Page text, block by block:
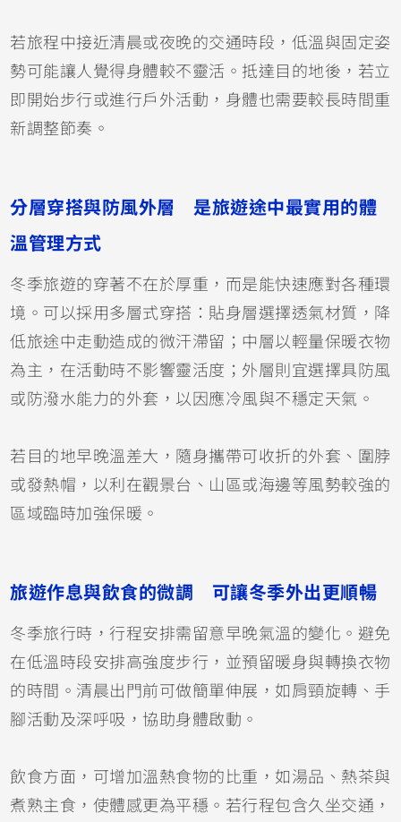
若旅程中接近清晨或夜晚的交通時段，低溫與固定姿
勢可能讓人覺得身體較不靈活。抵達目的地後，若立
即開始步行或進行戶外活動，身體也需要較長時間重
新調整節奏。
分層穿搭與防風外層 是旅遊途中最實用的體
溫管理方式
冬季旅遊的穿著不在於厚重，而是能快速應對各種環
境。可以採用多層式穿搭：貼身層選擇透氣材質，降
低旅途中走動造成的微汗滯留；中層以輕量保暖衣物
為主，在活動時不影響靈活度；外層則宜選擇具防風
或防潑水能力的外套，以因應冷風與不穩定天氣。
若目的地早晚溫差大，隨身攜帶可收折的外套、圍脖
或發熱帽，以利在觀景台、山區或海邊等風勢較強的
區域臨時加強保暖。
旅遊作息與飲食的微調 可讓冬季外出更順暢
冬季旅行時，行程安排需留意早晚氣溫的變化。避免
在低溫時段安排高強度步行，並預留暖身與轉換衣物
的時間。清晨出門前可做簡單伸展，如肩頸旋轉、手
腳活動及深呼吸，協助身體啟動。
飲食方面，可增加溫熱食物的比重，如湯品、熱茶與
煮熟主食，使體感更為平穩。若行程包含久坐交通，